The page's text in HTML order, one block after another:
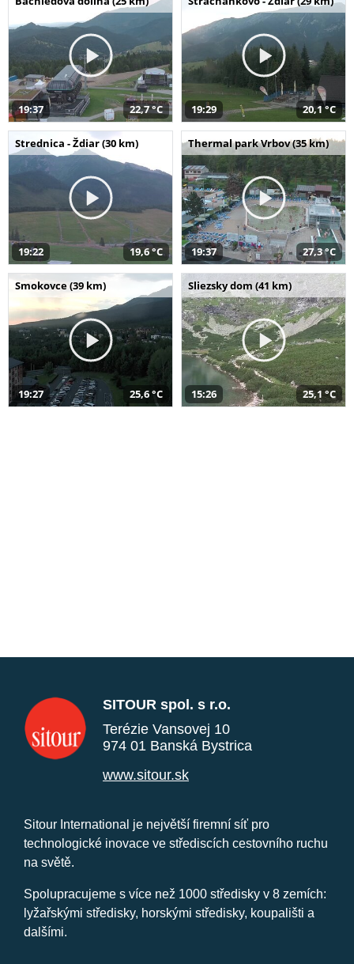
19:37 22,7 °C 19:29 20,1 °C
Strednica - Ždiar (30 km)
19:22 19,6 °C
Thermal park Vrbov (35 km)
19:37 27,3 °C
Smokovce (39 km)
19:27 25,6 °C
Sliezsky dom (41 km)
15:26 25,1 °C
SITOUR spol. s r.o.
Terézie Vansovej 10
974 01 Banská Bystrica
www.sitour.sk
Sitour International je největší firemní síť pro
technologické inovace ve střediscích cestovního ruchu
na světě.
Spolupracujeme s více než 1000 středisky v 8 zemích:
lyžařskými středisky, horskými středisky, koupališti a
dalšími.